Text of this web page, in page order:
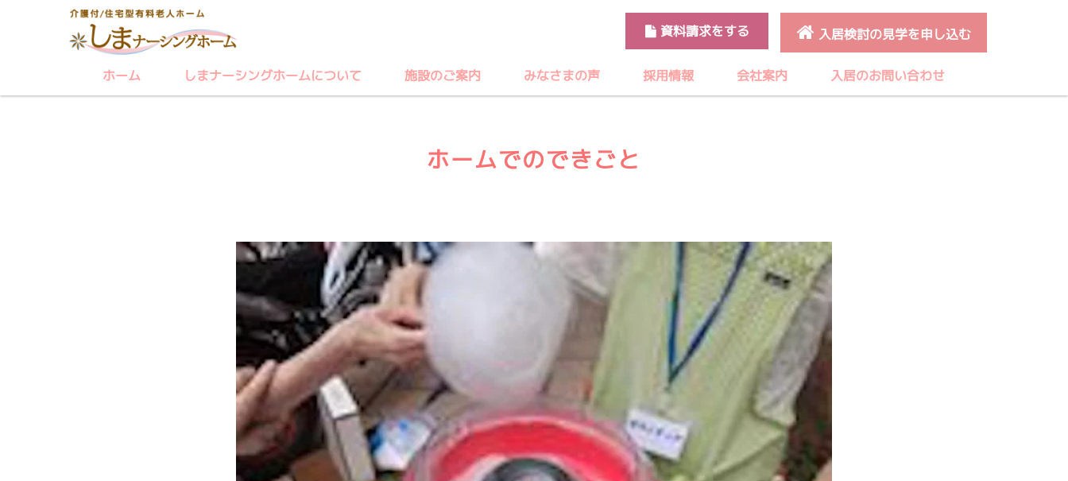
入居検討の見学を申し込む
資料請求をする
ホーム しまナーシングホームについて 施設のご案内 みなさまの声 採用情報 会社案内 入居のお問い合わせ
ホームでのできごと